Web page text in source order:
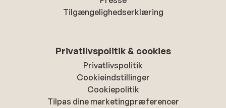
Tilgængelighedserklæring
Privatlivspolitik & cookies
Privatlivspolitik
Cookieindstillinger
Cookiepolitik
Tilpas dine marketingpræferencer